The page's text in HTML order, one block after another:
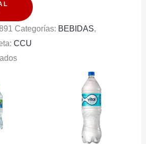
Categorías: BEBIDAS,
CCU